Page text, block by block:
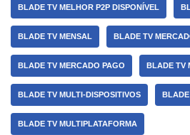
BLADE TV MELHOR P2P DISPONÍVEL
BLADE TV MENSAL BLADE TV
BLADE TV MERCADO PAGO BLADE TV
BLADE TV MULTI-DISPOSITIVOS
BLADE TV MULTIPLATAFORMA